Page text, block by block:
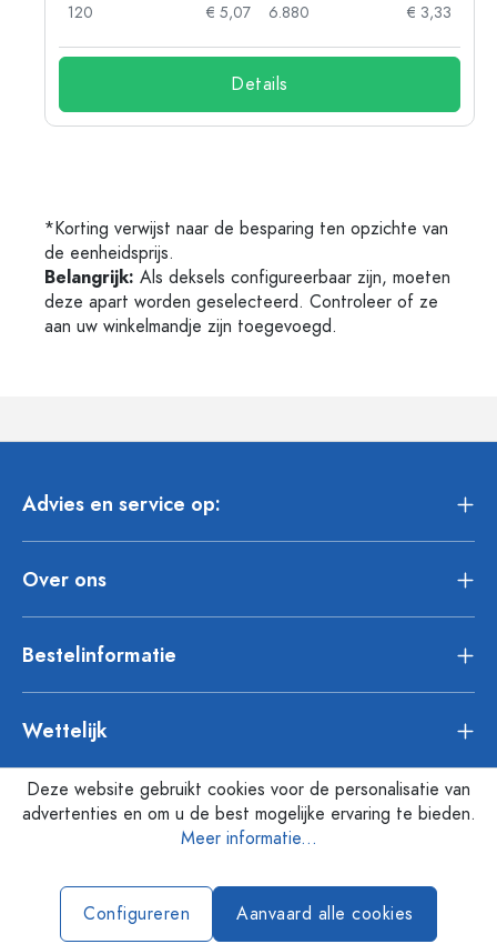
120
€ 5,07
6.880
€ 3,33
Details
*Korting verwijst naar de besparing ten opzichte van
de eenheidsprijs.
Belangrijk: Als deksels configureerbaar zijn, moeten
deze apart worden geselecteerd. Controleer of ze
aan uw winkelmandje zijn toegevoegd.
Advies en service op:
Over ons
Bestelinformatie
Wettelijk
Deze website gebruikt cookies voor de personalisatie van
advertenties en om u de best mogelijke ervaring te bieden.
Meer informatie...
Configureren Aanvaard alle cookies